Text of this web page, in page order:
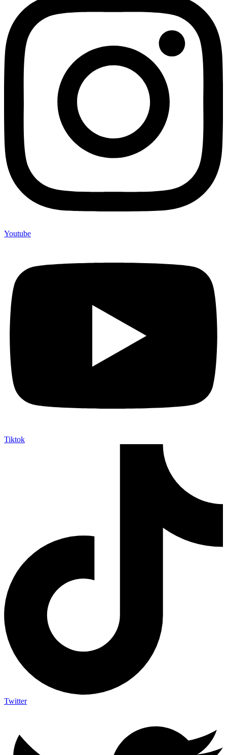
Youtube
Tiktok
Twitter